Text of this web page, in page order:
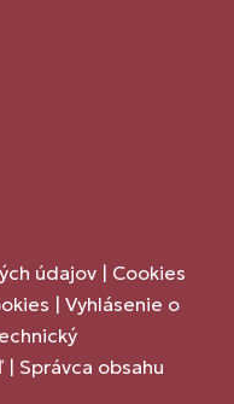
údajov | Cookies
| Vyhlásenie o
| Správca obsahu